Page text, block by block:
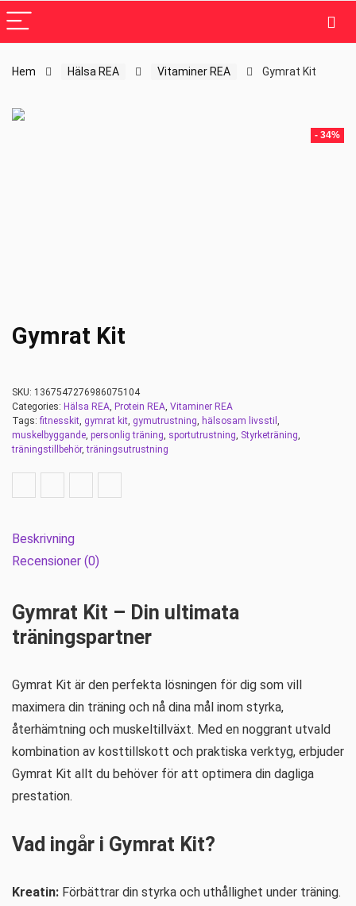
Hem Hälsa REA Vitaminer REA Gymrat Kit
- 34%
Gymrat Kit
SKU: 1367547276986075104
Categories: Hälsa REA, Protein REA, Vitaminer REA
Tags:fitnesskit, gymrat kit, gymutrustning, hälsosam livsstil ,
muskelbyggande, personlig träning, sportutrustning, Styrketräning,
träningstillbehör,träningsutrustning
Beskrivning
Recensioner (0)
Gymrat Kit – Din ultimata
träningspartner
Gymrat Kit är den perfekta lösningen för dig som vill
maximera din träning och nå dina mål inom styrka,
återhämtning och muskeltillväxt. Med en noggrant utvald
kombination av kosttillskott och praktiska verktyg, erbjuder
Gymrat Kit allt du behöver för att optimera din dagliga
prestation.
Vad ingår i Gymrat Kit?
Kreatin: Förbättrar din styrka och uthållighet under träning.